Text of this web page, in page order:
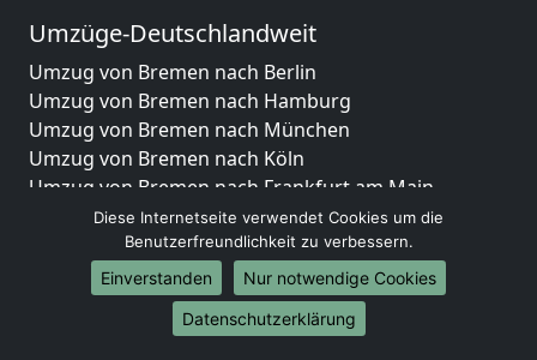
Umzüge-Deutschlandweit
Umzug von Bremen nach Berlin
Umzug von Bremen nach Hamburg
Umzug von Bremen nach München
Umzug von Bremen nach Köln
Umzug von Bremen nach Frankfurt am Main
Umzug von Bremen nach Stuttgart
Umzug von Bremen nach Düsseldorf
Umzug von Bremen nach Leipzig
Umzug von Bremen nach Dortmund
Umzug von Bremen nach Essen
Diese Internetseite verwendet Cookies um die
Benutzerfreundlichkeit zu verbessern.
Einverstanden
Nur notwendige Cookies
Datenschutzerklärung